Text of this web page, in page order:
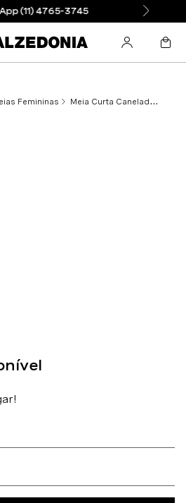
(11) 4765-3745
Femininas Meia Curta Canelada Em Lã e Cashmere - Marrom